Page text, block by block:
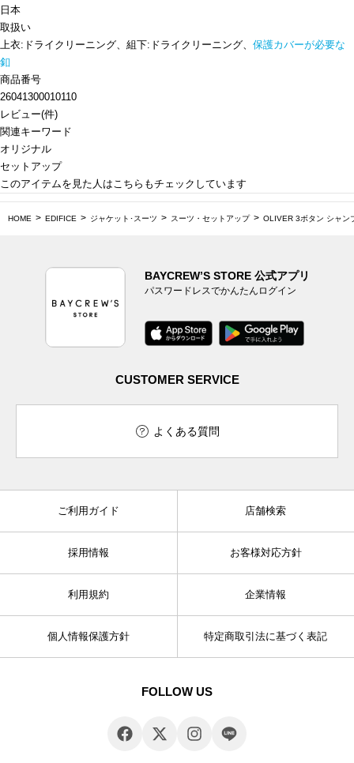
日本
取扱い
上衣:ドライクリーニング、組下:ドライクリーニング、 保護カバーが必要な
釦
商品番号
26041300010110
レビュー(件)
関連キーワード
オリジナル
セットアップ
このアイテムを見た人はこちらもチェックしています
HOME EDIFICE ジャケット･スーツ スーツ・セットアップ OLIVER 3ボタン シャン
BAYCREW’S STORE 公式アプリ
パスワードレスでかんたんログイン
CUSTOMER SERVICE
よくある質問
ご利用ガイド 店舗検索
採用情報 お客様対応方針
利用規約 企業情報
個人情報保護方針 特定商取引法に基づく表記
FOLLOW US